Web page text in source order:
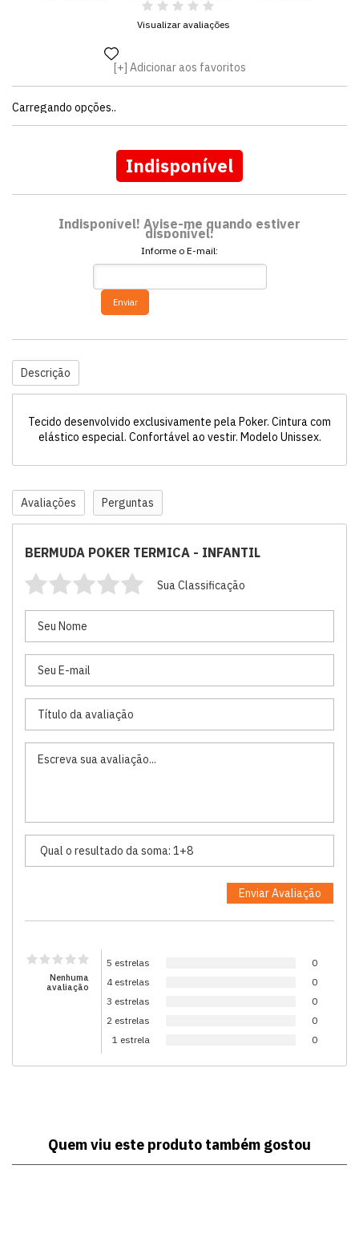
Visualizar avaliações
Adicionar aos favoritos
Carregando opções..
Indisponível
Indisponível! Avise-me quando estiver
disponível:
Informe o E-mail:
Enviar
Descrição
Tecido desenvolvido exclusivamente pela Poker. Cintura com
elástico especial. Confortável ao vestir. Modelo Unissex.
Avaliações Perguntas
BERMUDA POKER TERMICA - INFANTIL
Sua Classificação
Nenhuma
avaliação
5 estrelas
0
4 estrelas
0
3 estrelas
0
2 estrelas
0
1 estrela
0
Quem viu este produto também gostou